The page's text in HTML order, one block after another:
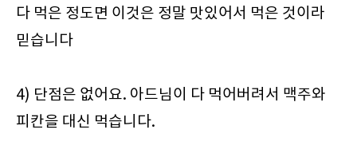
다 먹은 정도면 이것은 정말 맛있어서 먹은 것이라
믿습니다
4) 단점은 없어요. 아드님이 다 먹어버려서 맥주와
피칸을 대신 먹습니다.